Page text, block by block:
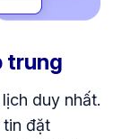
trung
duy nhất.
tin đặt